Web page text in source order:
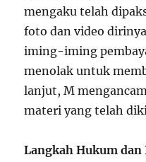
mengaku telah
foto dan video
iming-iming
menolak untuk
lanjut, M
materi yang telah
Langkah Hukum dan